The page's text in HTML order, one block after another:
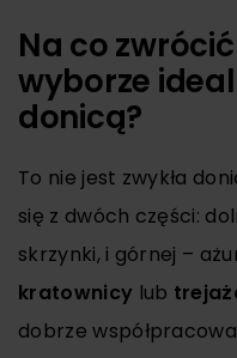
Na co
wyborze
donicą?
To nie jest zwykła
się z dwóch części:
skrzynki, i górnej –
kratownicy lub
dobrze